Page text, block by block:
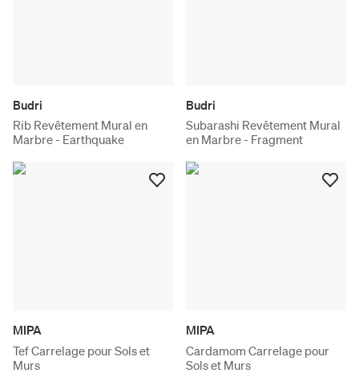
Budri
Rib Revêtement Mural en
Marbre - Earthquake
Budri
Subarashi Revêtement Mural
en Marbre - Fragment
MIPA
Tef Carrelage pour Sols et
Murs
MIPA
Cardamom Carrelage pour
Sols et Murs